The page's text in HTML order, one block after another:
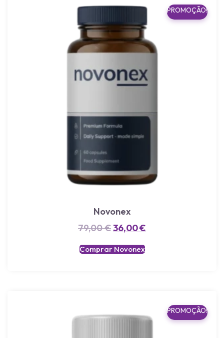
PROMOÇÃO!
Novonex
79,00€36,00€
Comprar Novonex
PROMOÇÃO!